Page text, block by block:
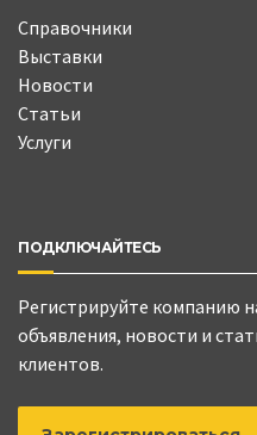
Справочники
Выставки
Новости
Статьи
Услуги
ПОДКЛЮЧАЙТЕСЬ
Регистрируйте компанию
объявления, новости и
клиентов.